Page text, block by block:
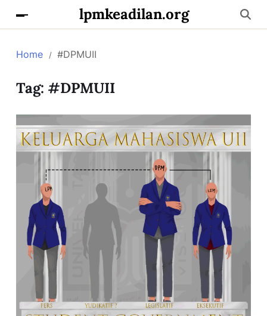
lpmkeadilan.org
Home #DPMUII
Tag: #DPMUII